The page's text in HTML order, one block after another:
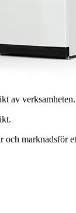
av verksamheten.
marknadsför